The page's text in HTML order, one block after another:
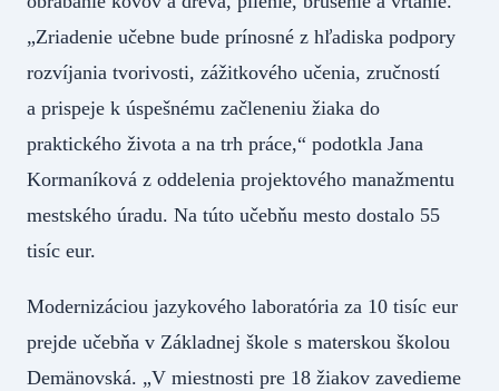
„Zriadenie učebne bude prínosné z hľadiska podpory
rozvíjania tvorivosti, zážitkového učenia, zručností
a prispeje k úspešnému začleneniu žiaka do
praktického života a na trh práce,“ podotkla Jana
Kormaníková z oddelenia projektového manažmentu
mestského úradu. Na túto učebňu mesto dostalo 55
tisíc eur.
Modernizáciou jazykového laboratória za 10 tisíc eur
prejde učebňa v Základnej škole s materskou školou
Demänovská. „V miestnosti pre 18 žiakov zavedieme